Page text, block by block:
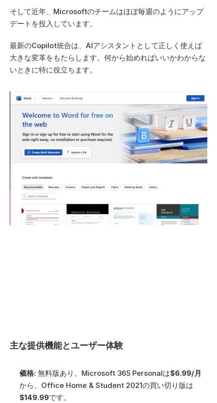
そして近年、Microsoftのチームはほぼ毎週のようにアップ
デートを投入しています。
最新のCopilot統合は、AIアシスタントとして正しく使えば
大きな変革をもたらします。何から始めればいいかわからな
いときに特に役立ちます。
主な提供機能とユーザー体験
価格: 無料版あり。Microsoft 365 Personalは$6.99/月
から、Office Home & Student 2021の買い切り版は
$149.99です。